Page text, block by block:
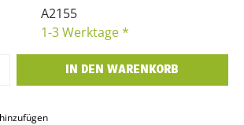
A2155
1-3 Werktage *
Gib den gewünschten
IN DEN WARENKORB